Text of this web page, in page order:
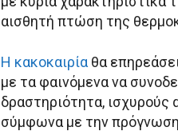
αισθητή πτώση της
Η κακοκαιρία θα
με τα φαινόμενα να
δραστηριότητα, ισχυρούς
σύμφωνα με την